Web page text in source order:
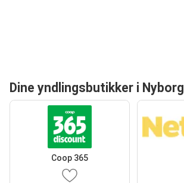
Dine yndlingsbutikker i Nyborg
Coop 365